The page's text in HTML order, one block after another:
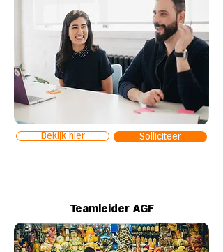
Bekijk hier Solliciteer
Teamleider AGF